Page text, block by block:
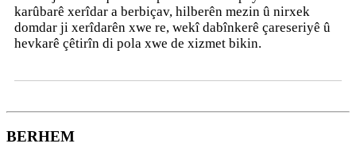
karûbarê xerîdar a berbiçav, hilberên mezin û nirxek
domdar ji xerîdarên xwe re, wekî dabînkerê çareseriyê û
hevkarê çêtirîn di pola xwe de xizmet bikin.
BERHEM